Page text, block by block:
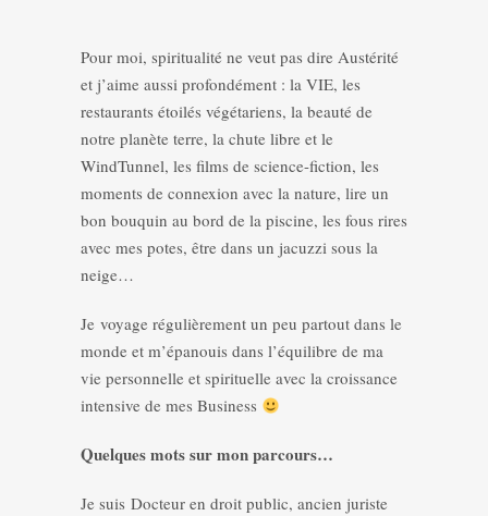
Pour moi, spiritualité ne veut pas dire Austérité
et j’aime aussi profondément : la VIE, les
restaurants étoilés végétariens, la beauté de
notre planète terre, la chute libre et le
WindTunnel, les films de science-fiction, les
moments de connexion avec la nature, lire un
bon bouquin au bord de la piscine, les fous rires
avec mes potes, être dans un jacuzzi sous la
neige…
Je voyage régulièrement un peu partout dans le
monde et m’épanouis dans l’équilibre de ma
vie personnelle et spirituelle avec la croissance
intensive de mes Business
Quelques mots sur mon parcours…
Je suis Docteur en droit public, ancien juriste